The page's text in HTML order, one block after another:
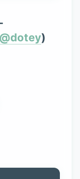
@dotey)